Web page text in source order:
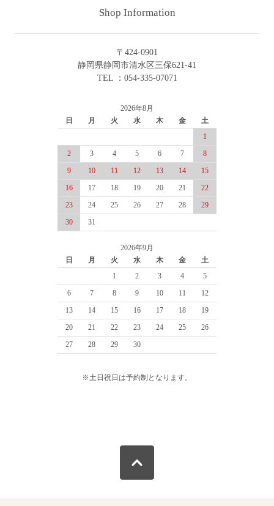
Shop Information
〒424-0901
静岡県静岡市清水区三保621-41
TEL ：054-335-07071
2026年8月
日
月 火 水 木 金
土
1
2
3 4 5 6 7
8
9
10 11 12 13 14
15
16
17 18 19 20 21
22
23
24 25 26 27 28
29
30
31
2026年9月
日
月 火 水 木 金
土
1
2 3 4
5
6
7 8 9 10 11
12
13
14 15 16 17 18
19
20
21 22 23 24 25
26
27
28 29 30
※土日祝日は予約制となります。